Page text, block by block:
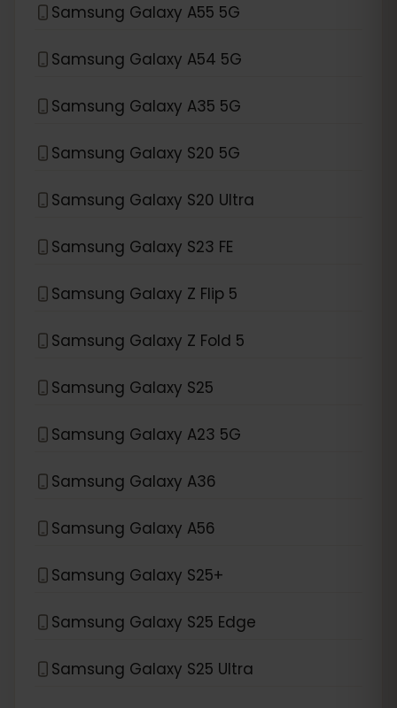
Samsung Galaxy A55 5G
Samsung Galaxy A54 5G
Samsung Galaxy A35 5G
Samsung Galaxy S20 5G
Samsung Galaxy S20 Ultra
Samsung Galaxy S23 FE
Samsung Galaxy Z Flip 5
Samsung Galaxy Z Fold 5
Samsung Galaxy S25
Samsung Galaxy A23 5G
Samsung Galaxy A36
Samsung Galaxy A56
Samsung Galaxy S25+
Samsung Galaxy S25 Edge
Samsung Galaxy S25 Ultra